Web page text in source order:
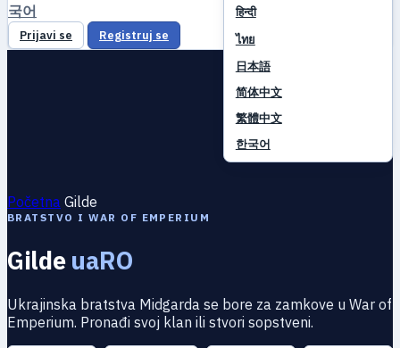
हिन्दी
ไทย
日本語
简体中文
繁體中文
한국어
국어
Prijavi se Registruj se
Početna Gilde
BRATSTVO I WAR OF EMPERIUM
Gilde uaRO
Ukrajinska bratstva Midgarda se bore za zamkove u War of
Emperium. Pronađi svoj klan ili stvori sopstveni.